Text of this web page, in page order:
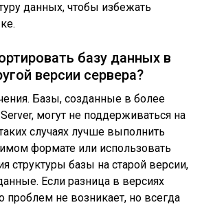
данных, чтобы избежать
базу данных в
версии сервера?
Базы, созданные в более
могут не поддерживаться на
случаях лучше выполнить
формате или использовать
структуры базы на старой версии,
Если разница в версиях
проблем не возникает, но всегда